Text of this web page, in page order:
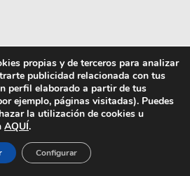
propias y de terceros para analizar
publicidad relacionada con tus
perfil elaborado a partir de tus
ejemplo, páginas visitadas). Puedes
la utilización de cookies u
AQUÍ.
Configurar